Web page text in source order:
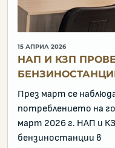
15 АПРИЛ 2026
НАП И КЗП
През март се
потреблението на
март 2026 г. НАП и
бензиностанции в